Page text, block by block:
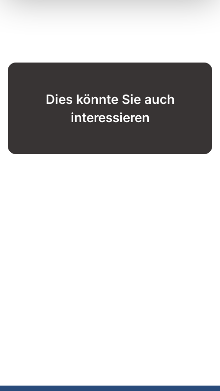
Dies könnte Sie auch
interessieren